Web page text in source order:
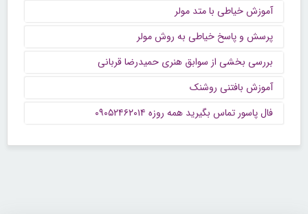
آموزش خیاطی با متد مولر
پرسش و پاسخ خیاطی به روش مولر
بررسی بخشی از سوابق هنری حمیدرضا قربانی
آموزش بافتنی روشنک
فال پاسور تماس بگیرید همه روزه ۰۹۰۵۲۴۶۲۰۱۴